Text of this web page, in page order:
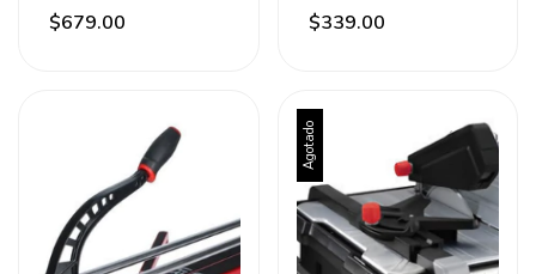
Con Baleros Aksi
$679.00
Marca Foy
$339.00
Agotado